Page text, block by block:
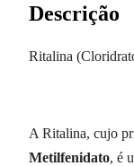
Descrição
Ritalina
A Ritalina, cujo
Metilfenidato, é